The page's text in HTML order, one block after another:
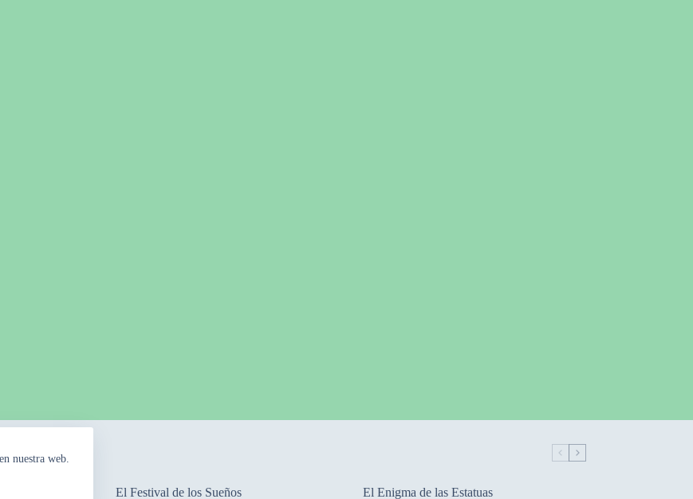
nuestra web.
El Festival de los Sueños El Enigma de las Estatuas